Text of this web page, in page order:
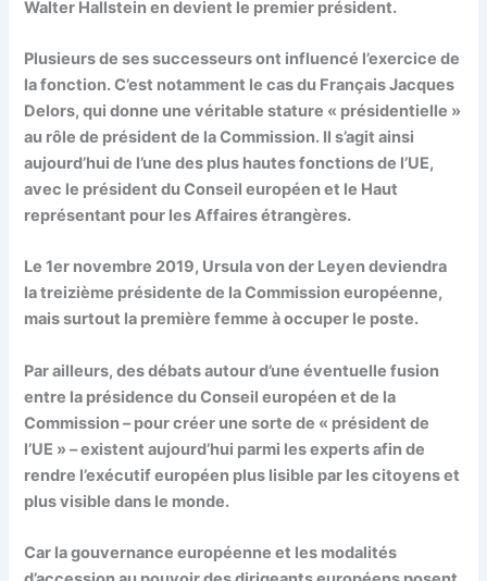
Walter Hallsteinen devient le premier président.
Plusieurs de ses successeurs ont influencé l’exercice de
la fonction. C’est notamment le cas du FrançaisJacques
Delors, qui donne une véritable stature « présidentielle »
au rôle de président de la Commission. Il s’agit ainsi
aujourd’hui de l’une des plus hautes fonctions de l’UE,
avec le président du Conseil européen et le Haut
représentant pour les Affaires étrangères.
Le 1er novembre 2019, Ursula von der Leyen deviendra
la treizième présidente de la Commission européenne,
mais surtout la première femme à occuper le poste.
Par ailleurs, des débats autour d’une éventuelle fusion
entre la présidence du Conseil européen et de la
Commission – pour créer une sorte de « président de
l’UE » – existent aujourd’hui parmi les experts afin de
rendre l’exécutif européen plus lisible par les citoyens et
plus visible dans le monde.
Car la gouvernance européenne et les modalités